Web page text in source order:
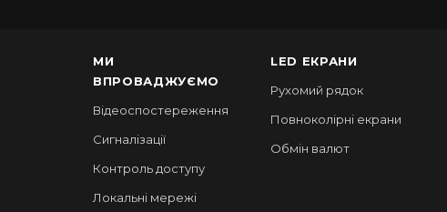
МИ
ВПРОВАДЖУЄМО
Відеоспостереження
Сигналізації
Контроль доступу
Локальні мережі
LED ЕКРАНИ
Рухомий рядок
Повноколірні екрани
Обмін валют